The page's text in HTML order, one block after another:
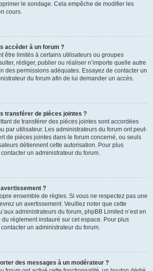
le sondage. Cela empêche de modifier les
cours.
accéder à un forum ?
être limités à certains utilisateurs ou groupes
rédiger, publier ou réaliser n’importe quelle autre
des permissions adéquates. Essayez de contacter un
du forum afin de lui demander un accès.
transférer de pièces jointes ?
de transférer des pièces jointes sont accordées
par utilisateur. Les administrateurs du forum ont peut-
de pièces jointes dans le forum concerné, ou seuls
détiennent cette autorisation. Pour plus
un administrateur du forum.
avertissement ?
ensemble de règles. Si vous ne respectez pas une
un avertissement. Veuillez noter que cette
administrateurs du forum, phpBB Limited n’est en
règlement instauré sur cet espace. Pour plus
un administrateur du forum.
des messages à un modérateur ?